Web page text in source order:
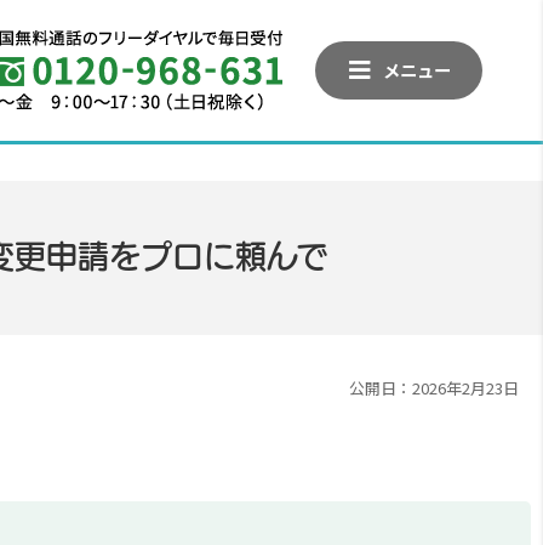
メニュー
申請をプロに頼んで
公開日：2026年2月23日